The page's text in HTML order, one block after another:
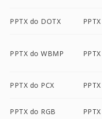
PPTX do DOTX
PPTX do WBMP
PPTX do PCX
PPTX do RGB